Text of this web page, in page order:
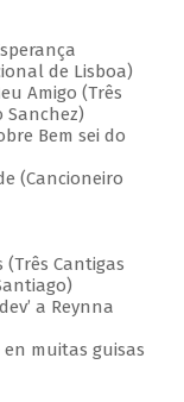
de Lisboa)
Amigo (Três
Sanchez)
Bem sei do
(Cancioneiro
Cantigas
a Reynna
muitas guisas